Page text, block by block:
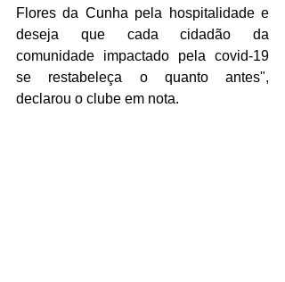
Flores da Cunha pela hospitalidade e
deseja que cada cidadão da
comunidade impactado pela covid-19
se restabeleça o quanto antes",
declarou o clube em nota.